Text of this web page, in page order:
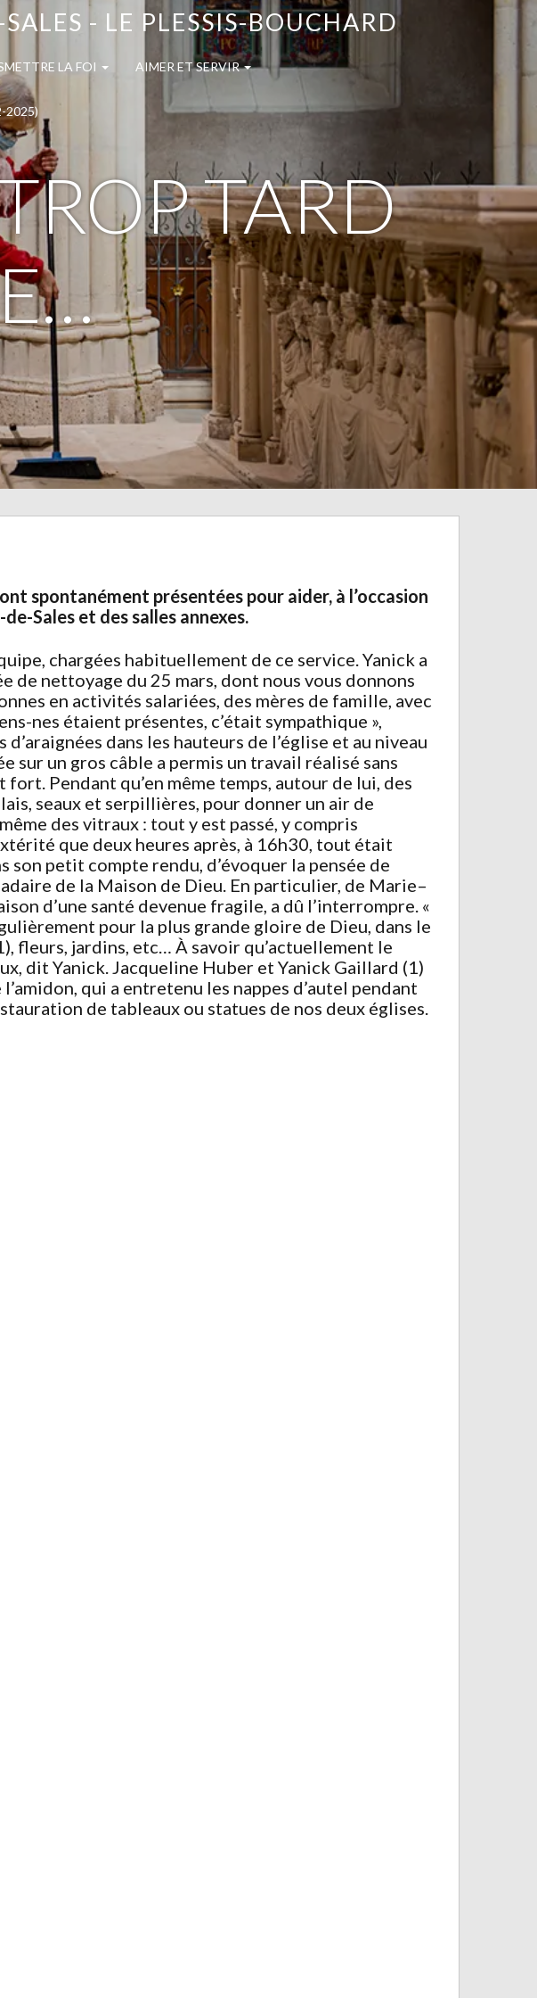
- LE PLESSIS-BOUCHARD
LA FOI AIMER ET SERVIR
2025)
TARD
spontanément présentées pour aider, à l’occasion
Sales et des salles annexes.
chargées habituellement de ce service. Yanick a
nettoyage du 25 mars, dont nous vous donnons
en activités salariées, des mères de famille, avec
nes étaient présentes, c’était sympathique »,
dans les hauteurs de l’église et au niveau
sur un gros câble a permis un travail réalisé sans
Pendant qu’en même temps, autour de lui, des
seaux et serpillières, pour donner un air de
des vitraux : tout y est passé, y compris
que deux heures après, à 16h30, tout était
son petit compte rendu, d’évoquer la pensée de
de la Maison de Dieu. En particulier, de Marie–
d’une santé devenue fragile, a dû l’interrompre. «
pour la plus grande gloire de Dieu, dans le
fleurs, jardins, etc… À savoir qu’actuellement le
dit Yanick. Jacqueline Huber et Yanick Gaillard (1)
qui a entretenu les nappes d’autel pendant
de tableaux ou statues de nos deux églises.